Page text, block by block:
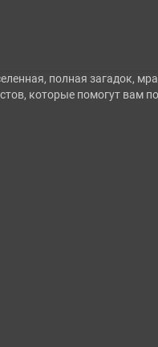
полная загадок,
которые помогут вам